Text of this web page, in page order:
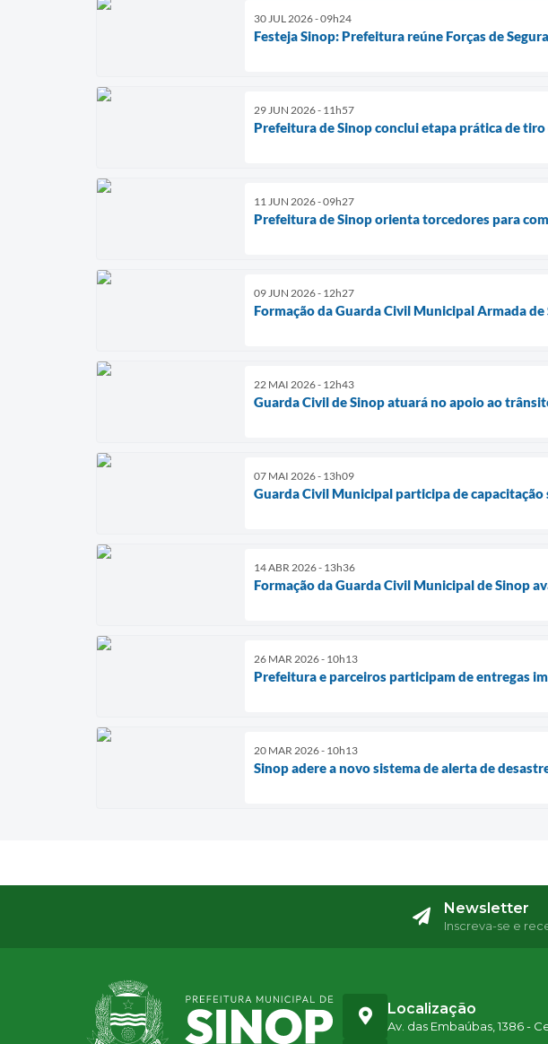
30 JUL 2026 - 09h24
Festeja Sinop: Prefeitura reúne Forças de
29 JUN 2026 - 11h57
Prefeitura de Sinop conclui etapa prática de
11 JUN 2026 - 09h27
Prefeitura de Sinop orienta torcedores para
09 JUN 2026 - 12h27
Formação da Guarda Civil Municipal Armada
22 MAI 2026 - 12h43
Guarda Civil de Sinop atuará no apoio ao
07 MAI 2026 - 13h09
Guarda Civil Municipal participa de
14 ABR 2026 - 13h36
Formação da Guarda Civil Municipal de Sinop
26 MAR 2026 - 10h13
Prefeitura e parceiros participam de entregas
20 MAR 2026 - 10h13
Sinop adere a novo sistema de alerta de
Newsletter
Inscreva-se e
Localização
Av. das Embaúbas, 1386 -